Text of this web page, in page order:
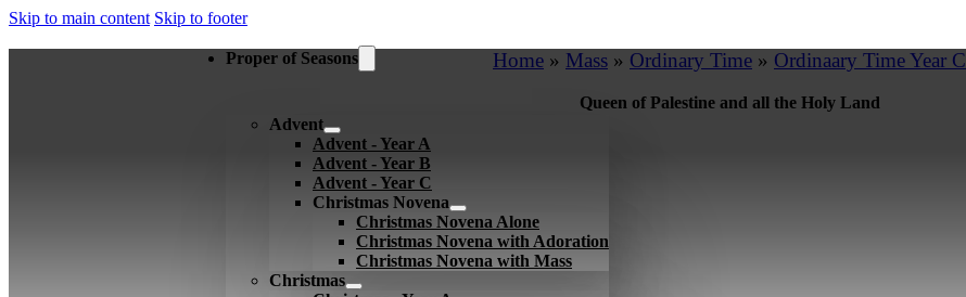
Skip to main content Skip to footer
Proper of Seasons
Advent
Advent - Year A
Advent - Year B
Advent - Year C
Christmas Novena
Christmas Novena Alone
Christmas Novena with Adoration
Christmas Novena with Mass
Christmas
Home » Mass » Ordinary Time » Ordinaary Time Year C
Queen of Palestine and all the Holy Land